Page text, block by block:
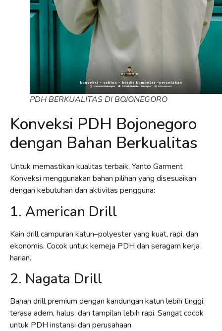
PDH BERKUALITAS DI BOJONEGORO
Konveksi PDH Bojonegoro
dengan Bahan Berkualitas
Untuk memastikan kualitas terbaik, Yanto Garment
Konveksi menggunakan bahan pilihan yang disesuaikan
dengan kebutuhan dan aktivitas pengguna:
1. American Drill
Kain drill campuran katun–polyester yang kuat, rapi, dan
ekonomis. Cocok untuk kemeja PDH dan seragam kerja
harian.
2. Nagata Drill
Bahan drill premium dengan kandungan katun lebih tinggi,
terasa adem, halus, dan tampilan lebih rapi. Sangat cocok
untuk PDH instansi dan perusahaan.